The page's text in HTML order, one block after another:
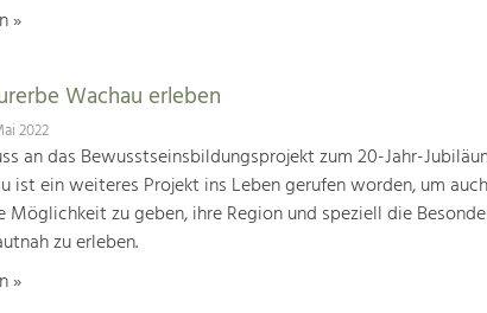
»
Wachau erleben
2022
an das Bewusstseinsbildungsprojekt zum 20-Jahr-
ist ein weiteres Projekt ins Leben gerufen worden, um
Möglichkeit zu geben, ihre Region und speziell die
zu erleben.
»